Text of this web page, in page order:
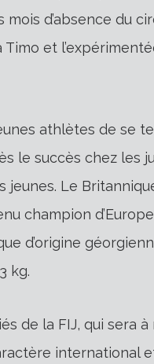
d’absence du
et
athlètes de se
le succès chez les
jeunes. Le
champion
d’origine
kg.
de la FIJ, qui sera à
international